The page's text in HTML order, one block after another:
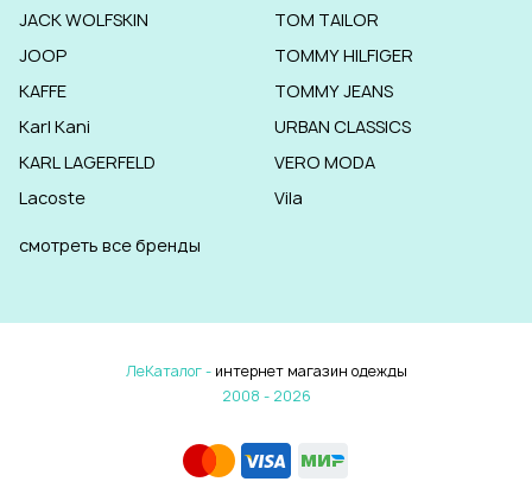
JACK WOLFSKIN
JOOP
KAFFE
Karl Kani
KARL LAGERFELD
Lacoste
TOM TAILOR
TOMMY HILFIGER
TOMMY JEANS
URBAN CLASSICS
VERO MODA
Vila
смотреть все бренды
ЛеКаталог - интернет магазин одежды
2008 - 2026